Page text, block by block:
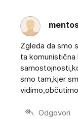
Zgleda da smo
ta komunistična
smo tam,kjer
Odgovori